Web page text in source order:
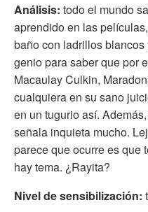
Análisis: todo el mundo
aprendido en las
baño con ladrillos
genio para saber que por
Macaulay Culkin,
cualquiera en su sano
en un tugurio así.
señala inquieta mucho.
parece que ocurre es que
hay tema. ¿Rayita?
Nivel de sensibilización: